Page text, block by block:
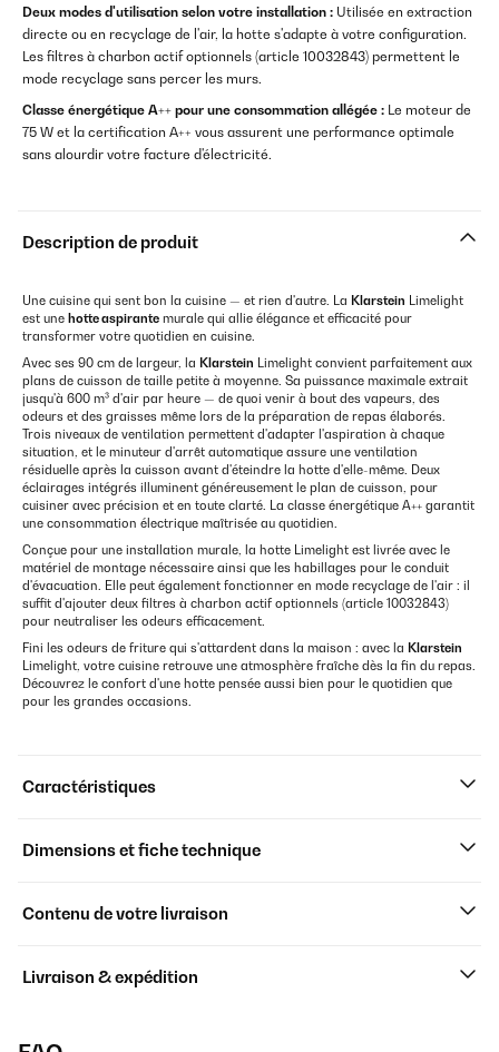
Deux modes d'utilisation selon votre installation : Utilisée en extraction
directe ou en recyclage de l'air, la hotte s'adapte à votre configuration.
Les filtres à charbon actif optionnels (article 10032843) permettent le
mode recyclage sans percer les murs.
Classe énergétique A++ pour une consommation allégée : Le moteur de
75 W et la certification A++ vous assurent une performance optimale
sans alourdir votre facture d'électricité.
Description de produit
Une cuisine qui sent bon la cuisine — et rien d'autre. La Klarstein Limelight
est une hotte aspirante murale qui allie élégance et efficacité pour
transformer votre quotidien en cuisine.
Avec ses 90 cm de largeur, la Klarstein Limelight convient parfaitement aux
plans de cuisson de taille petite à moyenne. Sa puissance maximale extrait
jusqu'à 600 m³ d'air par heure — de quoi venir à bout des vapeurs, des
odeurs et des graisses même lors de la préparation de repas élaborés.
Trois niveaux de ventilation permettent d'adapter l'aspiration à chaque
situation, et le minuteur d'arrêt automatique assure une ventilation
résiduelle après la cuisson avant d'éteindre la hotte d'elle-même. Deux
éclairages intégrés illuminent généreusement le plan de cuisson, pour
cuisiner avec précision et en toute clarté. La classe énergétique A++ garantit
une consommation électrique maîtrisée au quotidien.
Conçue pour une installation murale, la hotte Limelight est livrée avec le
matériel de montage nécessaire ainsi que les habillages pour le conduit
d'évacuation. Elle peut également fonctionner en mode recyclage de l'air : il
suffit d'ajouter deux filtres à charbon actif optionnels (article 10032843)
pour neutraliser les odeurs efficacement.
Fini les odeurs de friture qui s'attardent dans la maison : avec la Klarstein
Limelight, votre cuisine retrouve une atmosphère fraîche dès la fin du repas.
Découvrez le confort d'une hotte pensée aussi bien pour le quotidien que
pour les grandes occasions.
Caractéristiques
Dimensions et fiche technique
Contenu de votre livraison
Livraison & expédition